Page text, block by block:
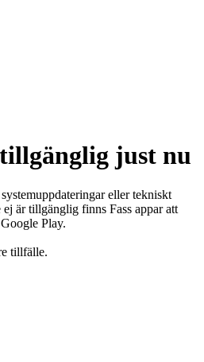
just nu
eller tekniskt
ej är tillgänglig finns Fass appar att
Play.
tillfälle.